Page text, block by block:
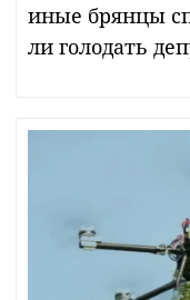
иные брянцы
ли голодать